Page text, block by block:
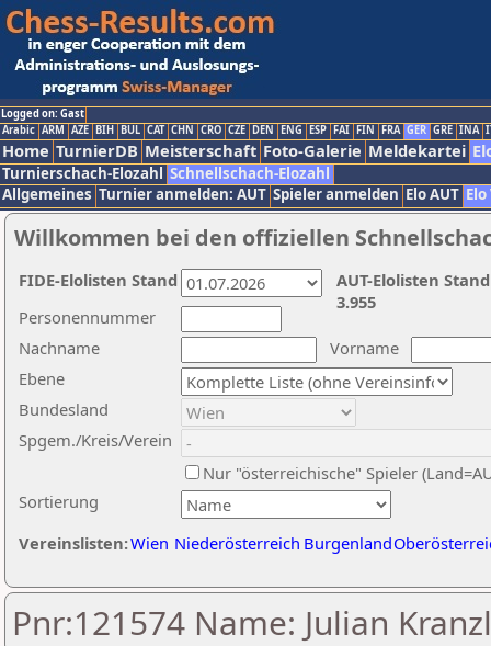
Logged on: Gast
Arabic ARM AZE BIH BUL CAT CHN CRO CZE DEN ENG ESP FAI FIN FRA GER GRE INA
Home TurnierDB Meisterschaft Foto-Galerie Meldekartei
Turnierschach-Elozahl Schnellschach-Elozahl
Allgemeines Turnier anmelden: AUT Spieler anmelden Elo AUT
Willkommen bei den offiziellen
Nachname
Vorname
Ebene
Sortierung
Personennummer
Bundesland
Spgem./Kreis/Verein
Nur "österreichische" Spieler
Vereinslisten:Wien Niederösterreich Burgenland
AUT-Elolisten
3.955
FIDE-Elolisten Stand
Pnr:121574 Name: Julian Kranzl